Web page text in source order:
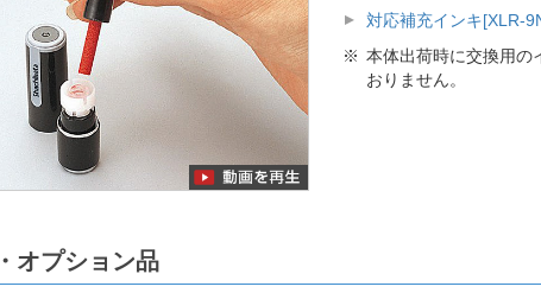
対応補充インキ[XLR-
本体出荷時に交換用の
おりません。
オプション品